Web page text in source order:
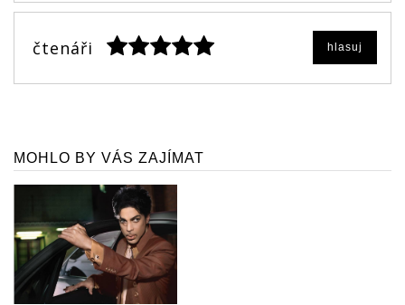
čtenáři hlasuj
MOHLO BY VÁS ZAJÍMAT